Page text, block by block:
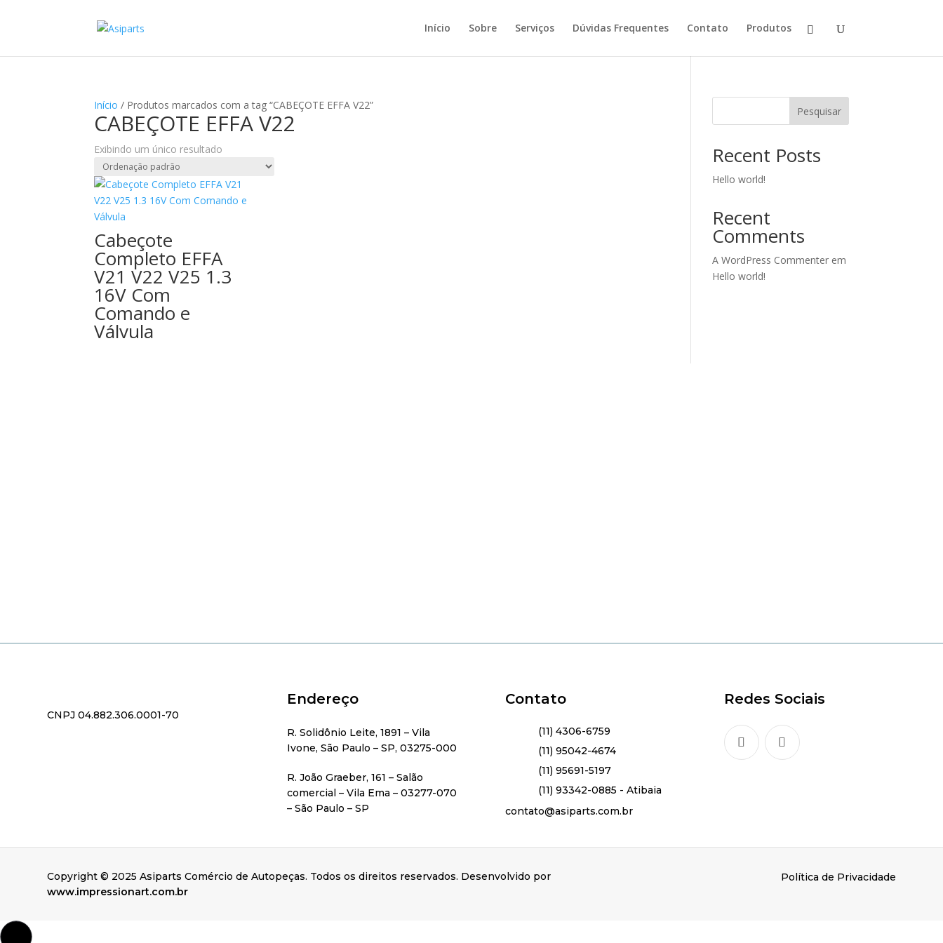
Início Sobre Serviços Dúvidas Frequentes Contato Produtos
Início / Produtos marcados com a tag “CABEÇOTE EFFA V22”
CABEÇOTE EFFA V22
Exibindo um único resultado
Cabeçote
Completo EFFA
V21 V22 V25 1.3
16V Com
Comando e
Válvula
Pesquisar
Recent Posts
Hello world!
Recent
Comments
A WordPress Commenter em
Hello world!
CNPJ 04.882.306.0001-70
Endereço
R. Solidônio Leite, 1891 – Vila
Ivone, São Paulo – SP, 03275-000
R. João Graeber, 161 – Salão
comercial – Vila Ema – 03277-070
– São Paulo – SP
Contato
(11) 4306-6759
(11) 95042-4674
(11) 95691-5197
(11) 93342-0885 - Atibaia
contato@asiparts.com.br
Redes Sociais
Copyright © 2025 Asiparts Comércio de Autopeças. Todos os direitos reservados. Desenvolvido por
www.impressionart.com.br
Política de Privacidade